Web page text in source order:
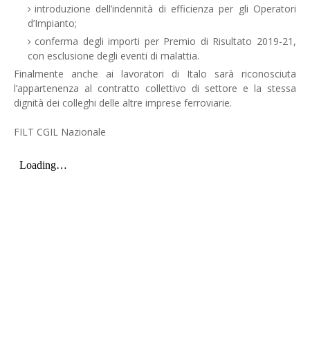
introduzione dell’indennità di efficienza per gli Operatori
d’Impianto;
conferma degli importi per Premio di Risultato 2019-21,
con esclusione degli eventi di malattia.
Finalmente anche ai lavoratori di Italo sarà riconosciuta
l’appartenenza al contratto collettivo di settore e la stessa
dignità dei colleghi delle altre imprese ferroviarie.
FILT CGIL Nazionale